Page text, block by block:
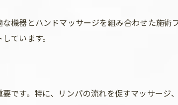
機器とハンドマッサージを組み合わせた施術
ています。
です。特に、リンパの流れを促すマッサージ